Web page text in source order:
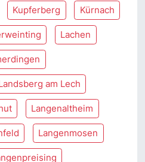
Kupferberg Kürnach
Lachen
am Lech
Langenaltheim
Langenmosen